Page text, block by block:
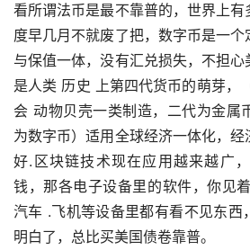
看所谓法币是最不靠普的，世界上
度早几月不就废了把，数字币是一
与保值一体，没有汇兑损失，不担
是人类 历史 上第四代货币的萌芽，
会 动物贝壳一类制造，二代为金属
为数字币）适用全球经济一体化，
好.区块链技术现在应用越来越广
钱，那各电子设备里的软件，你见
汽车 .飞机等设备里都有看不见东西
明白了，总比买美国债卷靠普。